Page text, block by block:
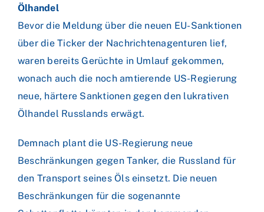
Ölhandel
Bevor die Meldung über die neuen EU-Sanktionen
über die Ticker der Nachrichtenagenturen lief,
waren bereits Gerüchte in Umlauf gekommen,
wonach auch die noch amtierende US-Regierung
neue, härtere Sanktionen gegen den lukrativen
Ölhandel Russlands erwägt.
Demnach plant die US-Regierung neue
Beschränkungen gegen Tanker, die Russland für
den Transport seines Öls einsetzt. Die neuen
Beschränkungen für die sogenannte